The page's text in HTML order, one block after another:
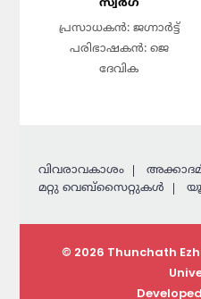
സ്വർഗ
പ്രസാധകൻ: ജഗ്നാർട്ട്
പരിഭാഷകൻ: ജെ
ദേവിക
വിവരാവകാശം
മറ്റു വെബ്സൈറ്റുകള്‍
© 2026 Thunchath